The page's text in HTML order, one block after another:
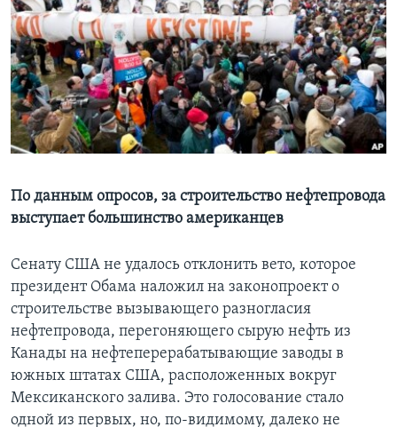
Learning English
СОЦИАЛЬНЫЕ СЕТИ
По данным опросов, за строительство нефтепровода
выступает большинство американцев
Сенату США не удалось отклонить вето, которое
президент Обама наложил на законопроект o
строительстве вызывающего разногласия
нефтепровода, перегоняющего сырую нефть из
Канады на нефтеперерабатывающие заводы в
южных штатах США, расположенных вокруг
Мексиканского залива. Это голосование стало
одной из первых, но, по-видимому, далеко не